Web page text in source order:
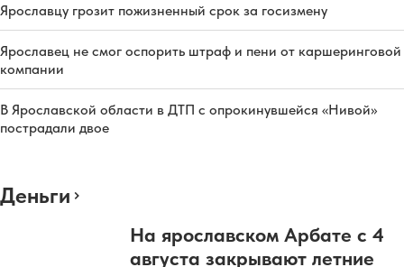
Ярославцу грозит пожизненный срок за госизмену
Ярославец не смог оспорить штраф и пени от каршеринговой
компании
В Ярославской области в ДТП с опрокинувшейся «Нивой»
пострадали двое
Деньги
На ярославском Арбате с 4
августа закрывают летние